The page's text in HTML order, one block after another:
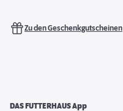
Zu den Geschenkgutscheinen
DAS FUTTERHAUS App